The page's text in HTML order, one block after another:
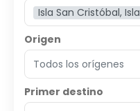
Origen
Primer destino